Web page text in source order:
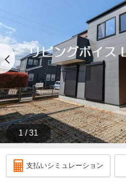
1 / 31
支払いシミュレーション